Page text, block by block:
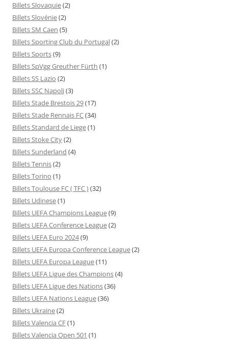
Billets Slovaquie(2)
Billets Slovénie(2)
Billets SM Caen (5)
Billets Sporting Club du Portugal(2)
Billets Sports(9)
Billets SpVgg Greuther Fürth (1)
Billets SS Lazio (2)
Billets SSC Napoli(3)
Billets Stade Brestois 29(17)
Billets Stade Rennais FC(34)
Billets Standard de Liege(1)
Billets Stoke City(2)
Billets Sunderland (4)
Billets Tennis(2)
Billets Torino (1)
Billets Toulouse FC ( TFC )(32)
Billets Udinese(1)
Billets UEFA Champions League(9)
Billets UEFA Conference League(2)
Billets UEFA Euro 2024(9)
Billets UEFA Europa Conference League(2)
Billets UEFA Europa League(11)
Billets UEFA Ligue des Champions(4)
Billets UEFA Ligue des Nations(36)
Billets UEFA Nations League(36)
Billets Ukraine(2)
Billets Valencia CF(1)
Billets Valencia Open 501 (1)